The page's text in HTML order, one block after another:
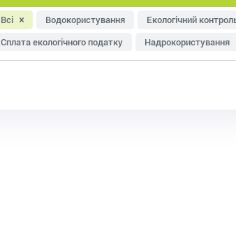
Всі Водокористування
Екологічний
Сплата екологічного податку
Надрокористування
Охорона атмосферного повітря
Управління